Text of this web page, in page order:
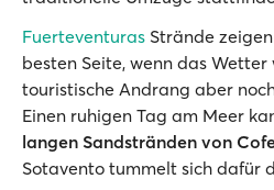
Fuerteventuras Strände
besten Seite, wenn das Wetter
touristische Andrang aber
Einen ruhigen Tag am Meer
langen Sandstränden von
Sotavento tummelt sich dafür